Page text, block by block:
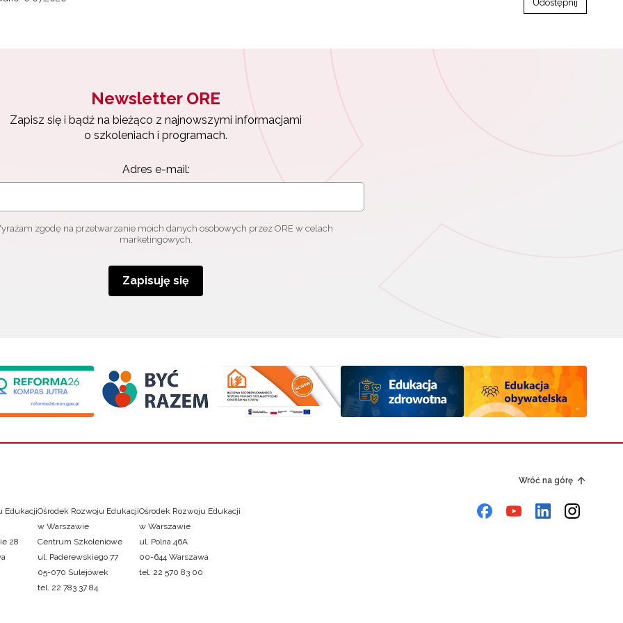
Newsletter ORE
Zapisz się i bądź na bieżąco z najnowszymi informacjami
o szkoleniach i programach.
Adres e-mail:
zgodę na przetwarzanie moich danych osobowych przez ORE w celach
marketingowych.
Zapisuję się
Wróć na górę
Edukacji
28
Ośrodek Rozwoju Edukacji
w Warszawie
Centrum Szkoleniowe
ul. Paderewskiego 77
05-070 Sulejówek
tel. 22 783 37 84
Ośrodek Rozwoju Edukacji
w Warszawie
ul. Polna 46A
00-644 Warszawa
tel. 22 570 83 00